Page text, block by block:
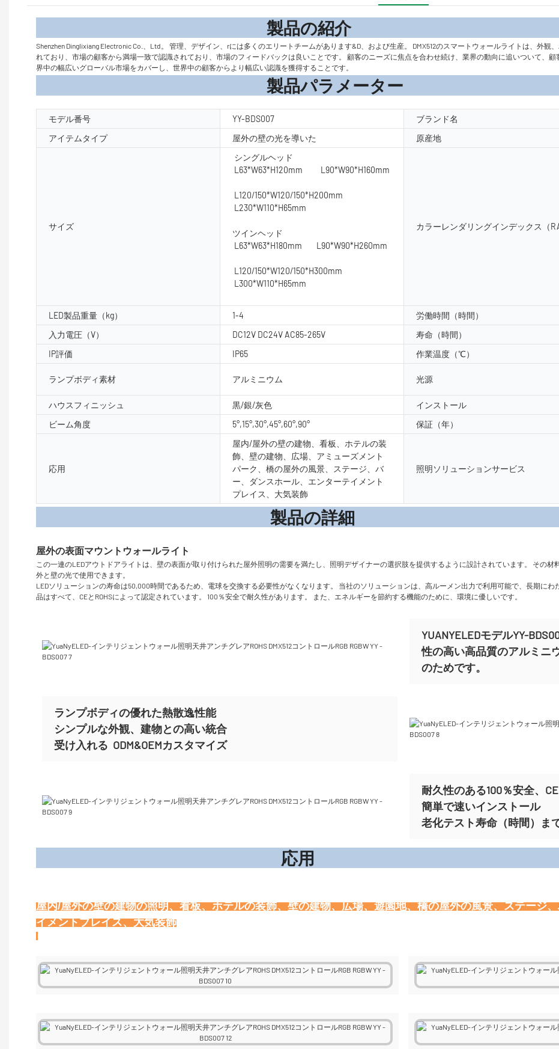
製品の紹
Shenzhen Dinglixiang Electronic Co.、Ltd。 管理、デザイン、rには多くのエリートチームがあります&D、および生産。 DMX512のスマートウォールライトは、外
れており、市場の顧客から満場一致で認識されており、市場のフィードバックは良いことです。 顧客のニーズに焦点を合わせ続け、業界の動向に追いついて、
界中の幅広いグローバル市場をカバーし、世界中の顧客からより幅広い認識を獲得することです。
製品パラメーター
モデル番号 YY-BDS007 ブランド名
アイテムタイプ
屋外の壁の光を導いた 原産地
サイズ
シングルヘッド
L63*W63*H120mm L90*W90*H160mm
L120/150*W120/150*H200mm
L230*W110*H65mm
ツインヘッド
L63*W63*H180mm L90*W90*H260mm
L120/150*W120/150*H300mm
L300*W110*H65mm
カラーレンダリングインデックス（RA
LED製品重量（kg） 1-4 労働時間（時間）
入力電圧（V）
DC12V DC24V AC85-265V 寿命（時間）
IP評価
IP65 作業温度（℃）
ランプボディ素材 アルミニウム 光源
ハウスフィニッシュ
黒/銀/灰色 インストール
ビーム角度
5°,15°,30°,45°,60°,90° 保証（年）
応用
屋内/屋外の壁の建物、看板、ホテルの装
飾、壁の建物、広場、アミューズメント
パーク、橋の屋外の風景、ステージ、バ
ー、ダンスホール、エンターテイメント
プレイス、大気装飾
照明ソリューションサービス
製品の詳細
この一連のLEDアウトドアライトは、壁の表面が取り付けられた屋外照明の需要を満たし、照明デザイナーの選択肢を提供するように設計されています。 その
外と壁の光で使用できます。
LEDソリューションの寿命は50,000時間であるため、電球を交換する必要性がなくなります。 当社のソリューションは、高ルーメン出力で利用可能で、長期に
品はすべて、CEとROHSによって認定されています。 100％安全で耐久性があります。 また、エネルギーを節約する機能のために、環境に優しいです。
YUANYELEDモデルYY-
性の高い高品質のアルミニ
のためです。
ランプボディの優れた熱散逸性能
シンプルな外観、建物との高い統合
受け入れる ODM&OEMカスタマイズ
耐久性のある100％安全、
簡単で速いインストール
老化テスト寿命（時間）ま
応
屋内/屋外の壁の建物の照明、看板、ホテルの装飾、壁の建物、広場、遊園地、橋の屋外の風景、ステージ